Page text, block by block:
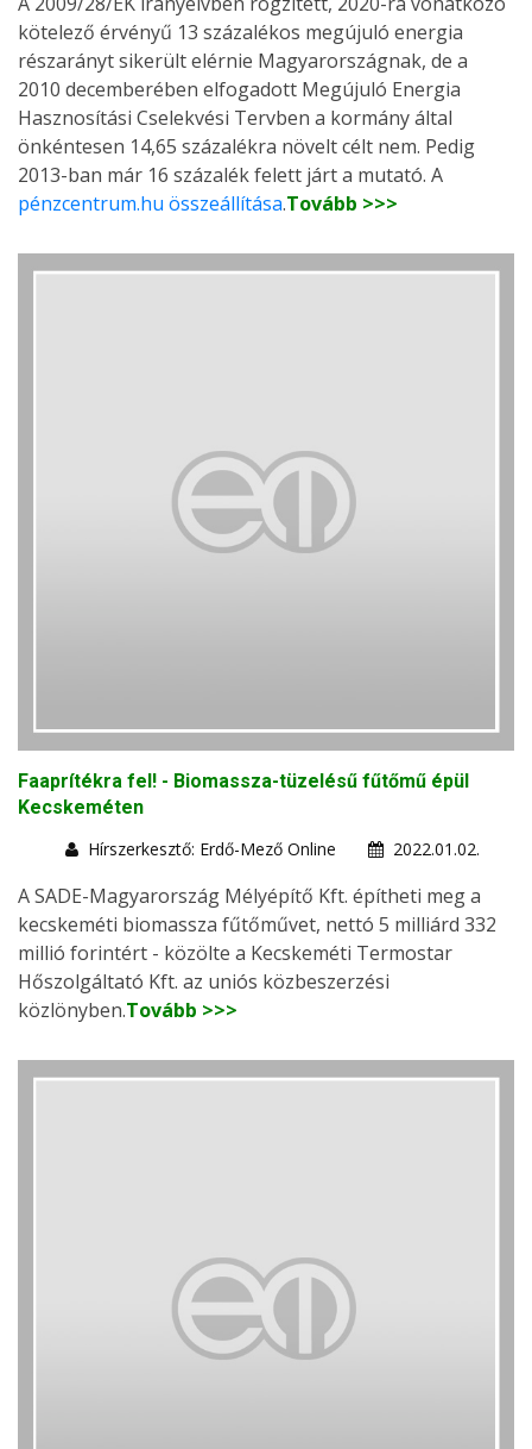
kötelező érvényű 13 százalékos megújuló energia
részarányt sikerült elérnie Magyarországnak, de a
2010 decemberében elfogadott Megújuló Energia
Hasznosítási Cselekvési Tervben a kormány által
önkéntesen 14,65 százalékra növelt célt nem. Pedig
2013-ban már 16 százalék felett járt a mutató. A
pénzcentrum.hu összeállítása.Tovább >>>
Faaprítékra fel! - Biomassza-tüzelésű fűtőmű épül
Kecskeméten
Hírszerkesztő: Erdő-Mező Online
2022.01.02.
A SADE-Magyarország Mélyépítő Kft. építheti meg a
kecskeméti biomassza fűtőművet, nettó 5 milliárd 332
millió forintért - közölte a Kecskeméti Termostar
Hőszolgáltató Kft. az uniós közbeszerzési
közlönyben.Tovább >>>